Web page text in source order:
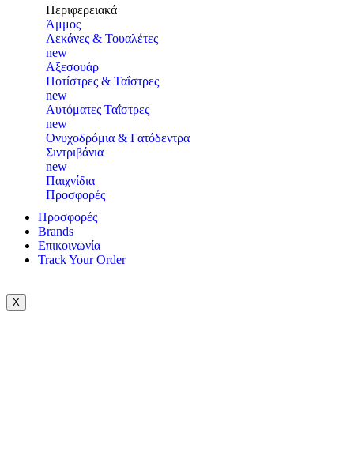
Περιφερειακά
Άμμος
Λεκάνες & Τουαλέτες
new
Αξεσουάρ
Ποτίστρες & Ταΐστρες
new
Αυτόματες Ταΐστρες
new
Ονυχοδρόμια & Γατόδεντρα
Σιντριβάνια
new
Παιχνίδια
Προσφορές
Προσφορές
Brands
Επικοινωνία
Track Your Order
X